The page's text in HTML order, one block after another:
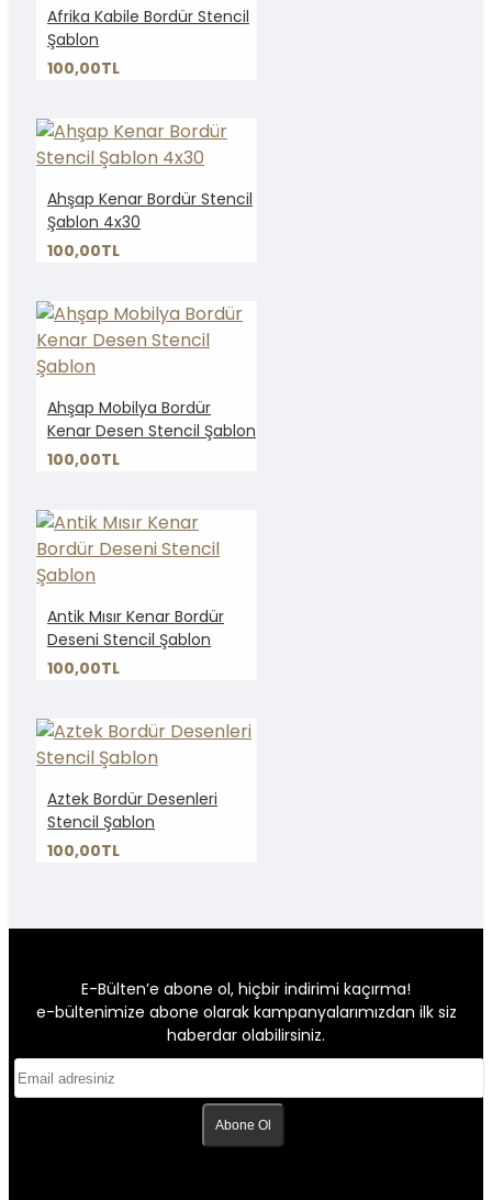
Afrika Kabile Bordür Stencil
Şablon
100,00TL
Ahşap Kenar Bordür Stencil
Şablon 4x30
100,00TL
Ahşap Mobilya Bordür
Kenar Desen Stencil Şablon
100,00TL
Antik Mısır Kenar Bordür
Deseni Stencil Şablon
100,00TL
Aztek Bordür Desenleri
Stencil Şablon
100,00TL
E-Bülten’e abone ol, hiçbir indirimi kaçırma!
e-bültenimize abone olarak kampanyalarımızdan ilk siz
haberdar olabilirsiniz.
Abone Ol